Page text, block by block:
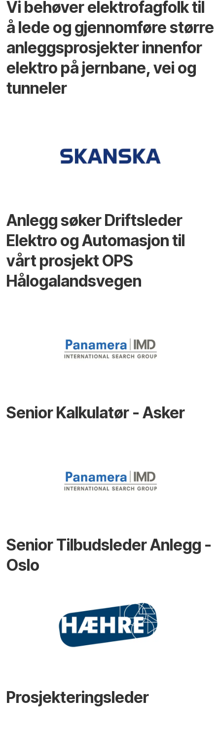
Vi behøver elektrofagfolk til
å lede og gjennomføre større
anleggsprosjekter innenfor
elektro på jernbane, vei og
tunneler
Anlegg søker Driftsleder
Elektro og Automasjon til
vårt prosjekt OPS
Hålogalandsvegen
Senior Kalkulatør - Asker
Senior Tilbudsleder Anlegg -
Oslo
Prosjekteringsleder